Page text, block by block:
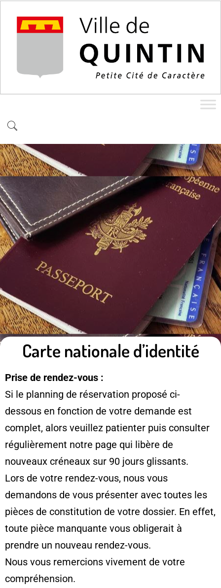
Carte nationale d’identité
Prise de rendez-vous :
Si le planning de réservation proposé ci-
dessous en fonction de votre demande est
complet, alors veuillez patienter puis consulter
régulièrement notre page qui libère de
nouveaux créneaux sur 90 jours glissants.
Lors de votre rendez-vous, nous vous
demandons de vous présenter avec toutes les
pièces de constitution de votre dossier. En effet,
toute pièce manquante vous obligerait à
prendre un nouveau rendez-vous.
Nous vous remercions vivement de votre
compréhension.